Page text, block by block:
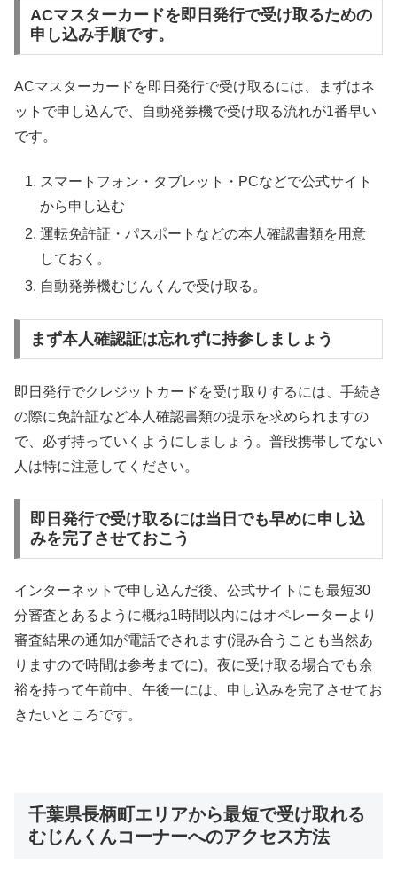
ACマスターカードを即日発行で受け取るための
申し込み手順です。
ACマスターカードを即日発行で受け取るには、まずはネ
ットで申し込んで、自動発券機で受け取る流れが1番早い
です。
スマートフォン・タブレット・PCなどで公式サイト
から申し込む
運転免許証・パスポートなどの本人確認書類を用意
しておく。
自動発券機むじんくんで受け取る。
まず本人確認証は忘れずに持参しましょう
即日発行でクレジットカードを受け取りするには、手続き
の際に免許証など本人確認書類の提示を求められますの
で、必ず持っていくようにしましょう。普段携帯してない
人は特に注意してください。
即日発行で受け取るには当日でも早めに申し込
みを完了させておこう
インターネットで申し込んだ後、公式サイトにも最短30
分審査とあるように概ね1時間以内にはオペレーターより
審査結果の通知が電話でされます(混み合うことも当然あ
りますので時間は参考までに)。夜に受け取る場合でも余
裕を持って午前中、午後一には、申し込みを完了させてお
きたいところです。
千葉県長柄町エリアから最短で受け取れる
むじんくんコーナーへのアクセス方法